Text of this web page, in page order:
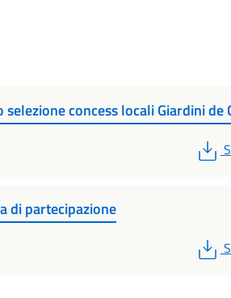
selezione concess locali Giardini de
di partecipazione